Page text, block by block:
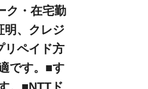
ク・在宅勤
明、クレジ
リペイド方
です。■す